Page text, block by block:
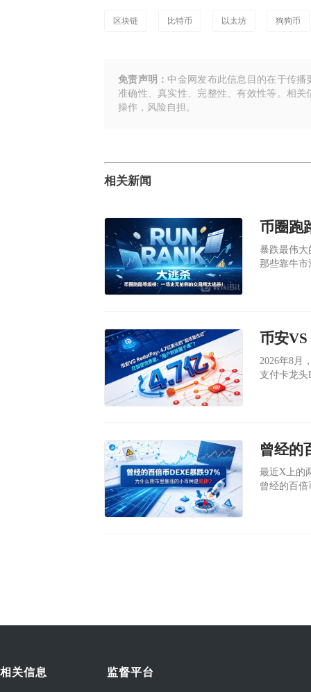
区块链 比特币 以太坊 狗狗币
免责声明： 中金网发布此信息目的在于传
准确性、真实性、完整性、有效性等。相
操作，风险自担。
相关新闻
暴跌最伟大
那些靠牛市
​2026年8月
支付卡龙头
最近X上的
曾经的百倍
相关信息 监督平台